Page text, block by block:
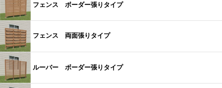
フェンス ボーダー張りタイプ
フェンス 両面張りタイプ
ルーバー ボーダー張りタイプ